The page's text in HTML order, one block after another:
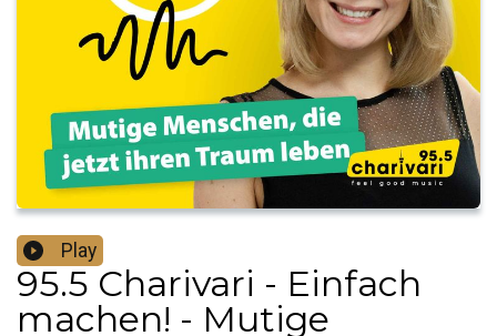
Play
95.5 Charivari - Einfach
machen! - Mutige